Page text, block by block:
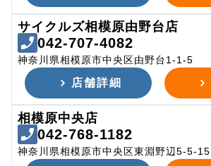
サイクルズ相模原由野台店
042-707-4082
神奈川県相模原市中央区由野台1-1-5
店舗詳細
相模原中央店
042-768-1182
神奈川県相模原市中央区東淵野辺5-5-15